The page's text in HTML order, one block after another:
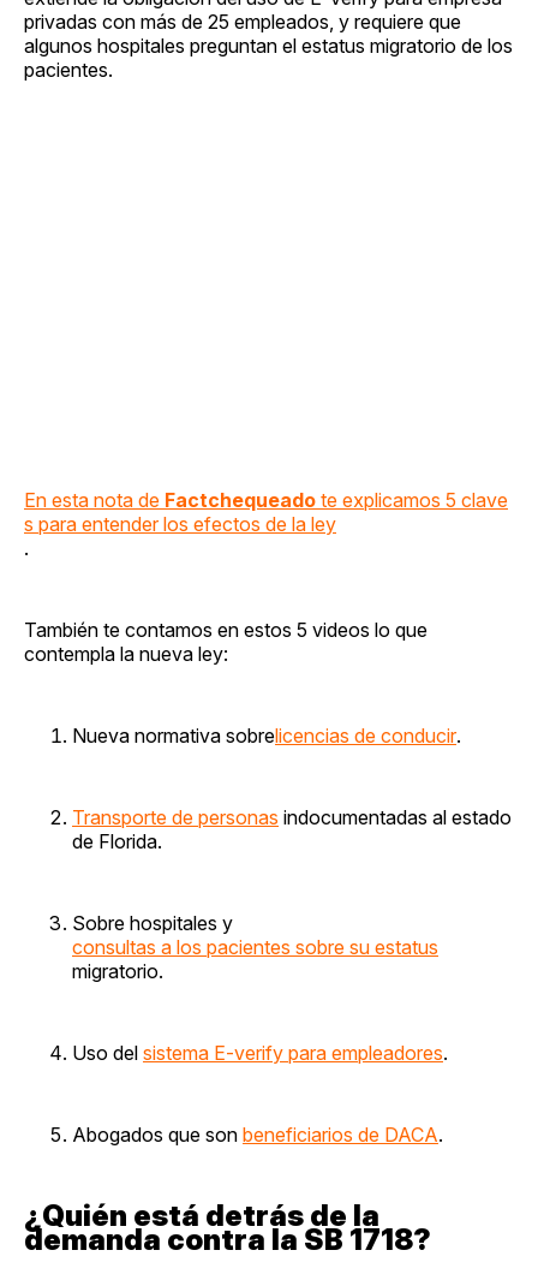
privadas con más de 25 empleados, y requiere que
algunos hospitales preguntan el estatus migratorio de los
pacientes.
En esta nota de Factchequeado te explicamos 5 clave
s para entender los efectos de la ley
.
También te contamos en estos 5 videos lo que
contempla la nueva ley:
Nueva normativa sobrelicencias de conducir.
Transporte de personas indocumentadas al estado
de Florida.
Sobre hospitales y
consultas a los pacientes sobre su estatus
migratorio.
Uso del sistema E-verify para empleadores.
Abogados que son beneficiarios de DACA.
¿Quién está detrás de la
demanda contra la SB 1718?